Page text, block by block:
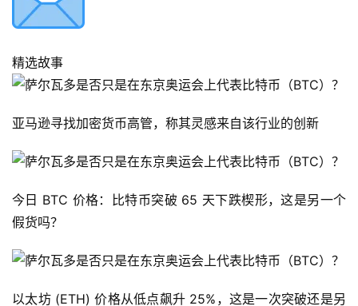
首
页
信
精选故事
亚马逊寻找加密货币高管，称其灵感来自该行业的创新
今日 BTC 价格：比特币突破 65 天下跌楔形，这是另一个
假货吗？
以太坊 (ETH) 价格从低点飙升 25%，这是一次突破还是另